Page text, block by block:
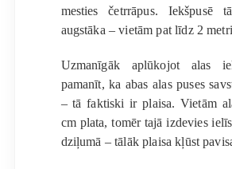
mesties četrrāpus. Iekšpusē
augstāka – vietām pat līdz 2
Uzmanīgāk aplūkojot alas
pamanīt, ka abas alas puses
– tā faktiski ir plaisa. Vietām
cm plata, tomēr tajā izdevies
dziļumā – tālāk plaisa kļūst